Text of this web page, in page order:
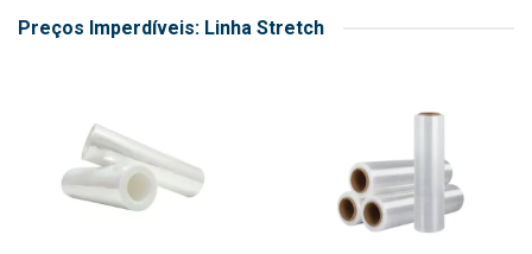
Preços Imperdíveis: Linha Stretch